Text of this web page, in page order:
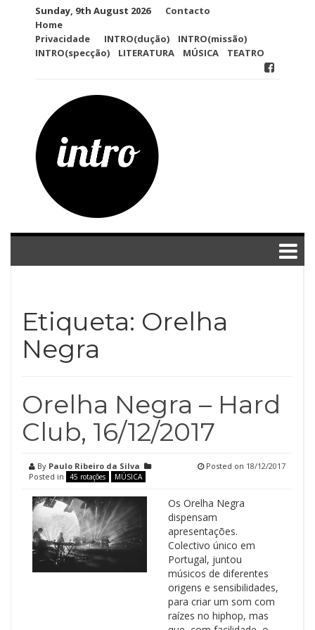
Sunday, 9th August 2026
Contacto
Home
Privacidade
INTRO(dução)
INTRO(missão)
INTRO(specção)
LITERATURA MÚSICA TEATRO
Etiqueta: Orelha
Negra
Orelha Negra – Hard
Club, 16/12/2017
By Paulo Ribeiro da Silva
Posted in
45 rotações MÚSICA
Posted on 18/12/2017
Os Orelha Negra
dispensam
apresentações.
Colectivo único em
Portugal, juntou
músicos de diferentes
origens e sensibilidades,
para criar um som com
raízes no hiphop, mas